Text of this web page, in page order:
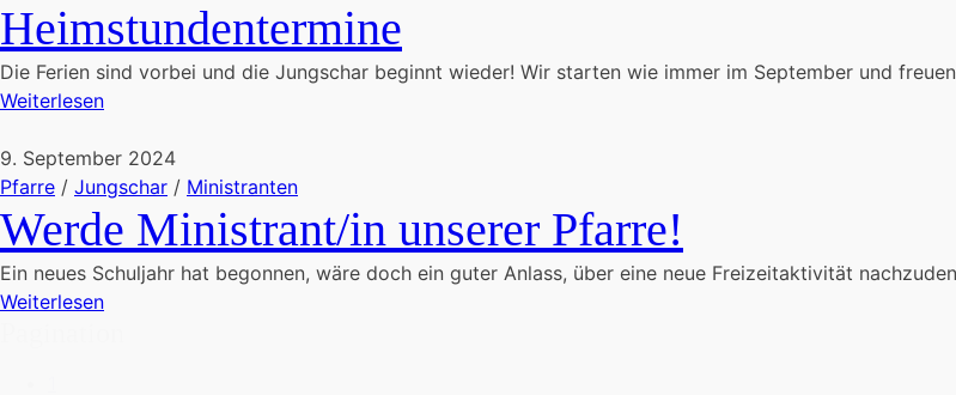
Heimstundentermine
Die Ferien sind vorbei und die Jungschar beginnt wieder! Wir starten wie immer im September und
Weiterlesen
9. September 2024
Pfarre / Jungschar / Ministranten
Werde Ministrant/in unserer Pfarre!
Ein neues Schuljahr hat begonnen, wäre doch ein guter Anlass, über eine neue Freizeitaktivität
Weiterlesen